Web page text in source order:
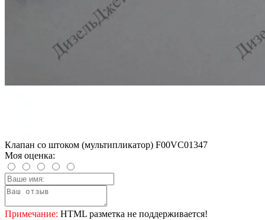
Клапан со штоком (мультипликатор) F00VC01347
Моя оценка:
Примечание: HTML разметка не поддерживается!